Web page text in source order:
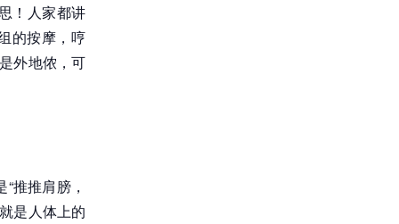
！人家都讲
的按摩，哼
外地侬，可
推推肩膀，
是人体上的